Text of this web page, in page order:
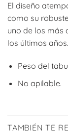
El diseño
como su
uno de los más
los últimos años.
Peso del
No apilable.
TAMBIÉN TE